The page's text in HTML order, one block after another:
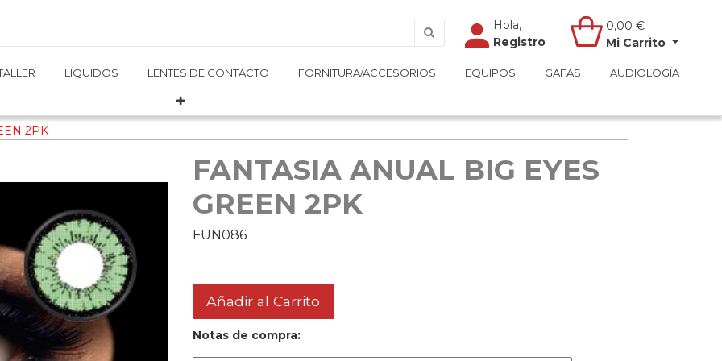
Hola,
Registro
0,00 €
Mi Carrito
LÍQUIDOS LENTES DE CONTACTO FORNITURA/ACCESORIOS EQUIPOS GAFAS AUDIOLOGÍA
Hola,
Registro
0,00 €
Mi Carrito
LÍQUIDOS LENTES DE CONTACTO FORNITURA/ACCESORIOS EQUIPOS GAFAS AUDIOLOGÍA
2PK
FANTASIA ANUAL BIG EYES
GREEN 2PK
FUN086
Añadir al Carrito
Notas de compra: